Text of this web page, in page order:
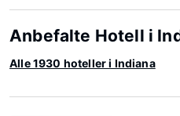
Anbefalte Hotell i
Alle 1930 hoteller i Indiana